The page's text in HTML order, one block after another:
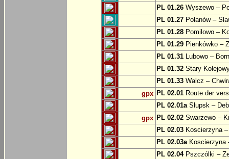
PL 01.26 Wyszewo –
PL 01.27 Polanów –
PL 01.28 Pomilowo –
PL 01.29 Pienkówko –
PL 01.31 Lubowo –
PL 01.32 Stary
PL 01.33 Walcz –
gpx PL 02.01 Route der
PL 02.01aSlupsk –
gpx PL 02.02 Swarzewo –
PL 02.03 Koscierzyna
PL 02.03aKoscierzyna
PL 02.04Pszczólki –